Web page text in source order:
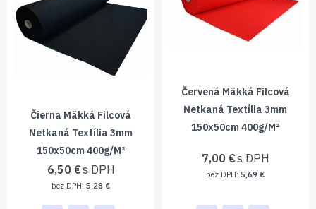
Čierna Mäkká Filcová
Netkaná Textília 3mm
150x50cm 400g/m²
6,50 €
5,28 €
Červená Mäkká Filcová
Netkaná Textília 3mm
150x50cm 400g/m²
7,00 €
5,69 €